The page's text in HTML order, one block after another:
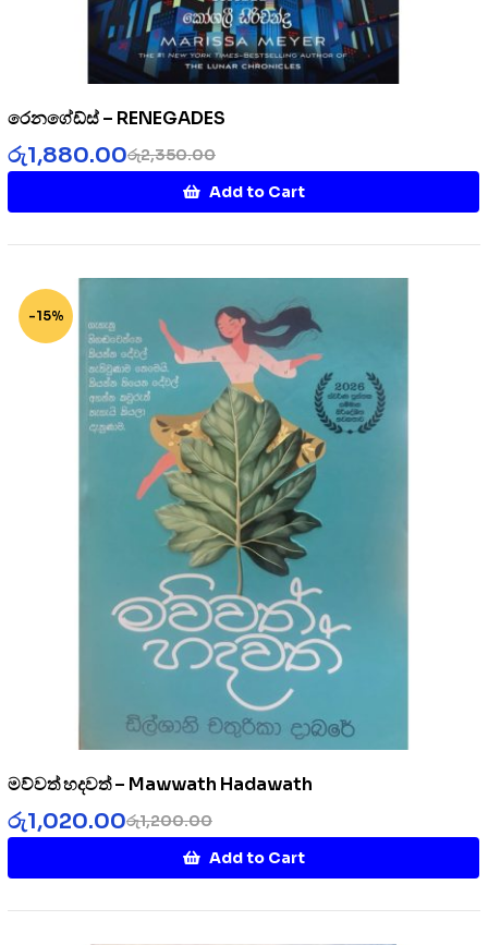
රෙනගේඩ්ස් – RENEGADES
රු2,350.00
රු1,880.00
Add to Cart
-15%
මව්වත් හදවත් – Mawwath Hadawath
රු1,200.00
රු1,020.00
Add to Cart